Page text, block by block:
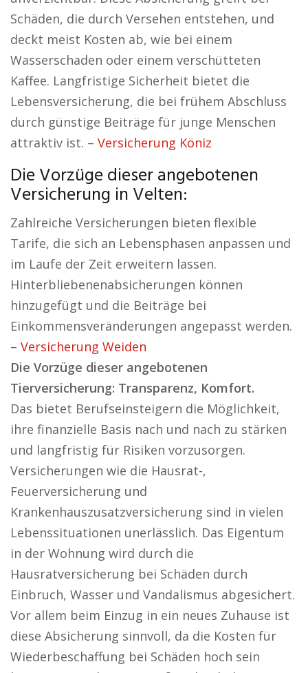
Schäden, die durch Versehen entstehen, und
deckt meist Kosten ab, wie bei einem
Wasserschaden oder einem verschütteten
Kaffee. Langfristige Sicherheit bietet die
Lebensversicherung, die bei frühem Abschluss
durch günstige Beiträge für junge Menschen
attraktiv ist. – Versicherung Köniz
Die Vorzüge dieser angebotenen
Versicherung in Velten:
Zahlreiche Versicherungen bieten flexible
Tarife, die sich an Lebensphasen anpassen und
im Laufe der Zeit erweitern lassen.
Hinterbliebenenabsicherungen können
hinzugefügt und die Beiträge bei
Einkommensveränderungen angepasst werden.
– Versicherung Weiden
Die Vorzüge dieser angebotenen
Tierversicherung: Transparenz, Komfort.
Das bietet Berufseinsteigern die Möglichkeit,
ihre finanzielle Basis nach und nach zu stärken
und langfristig für Risiken vorzusorgen.
Versicherungen wie die Hausrat-,
Feuerversicherung und
Krankenhauszusatzversicherung sind in vielen
Lebenssituationen unerlässlich. Das Eigentum
in der Wohnung wird durch die
Hausratversicherung bei Schäden durch
Einbruch, Wasser und Vandalismus abgesichert.
Vor allem beim Einzug in ein neues Zuhause ist
diese Absicherung sinnvoll, da die Kosten für
Wiederbeschaffung bei Schäden hoch sein